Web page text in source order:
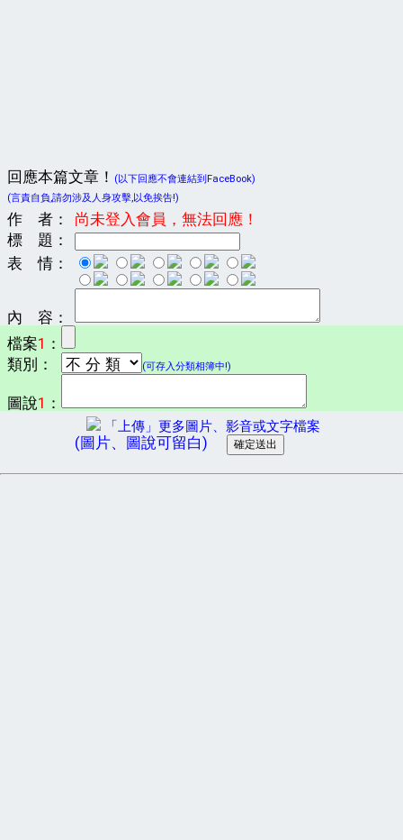
回應本篇文章！
(以下回應不會連結到FaceBook)
(言責自負,請勿涉及人身攻擊,以免挨告!)
作 者：
尚未登入會員，無法回應！
標 題：
表 情：
內 容：
檔案1 ：
類別：
(可存入分類相簿中!)
圖說1 ：
「上傳」更多圖片、影音或文字檔案
(圖片、圖說可留白)